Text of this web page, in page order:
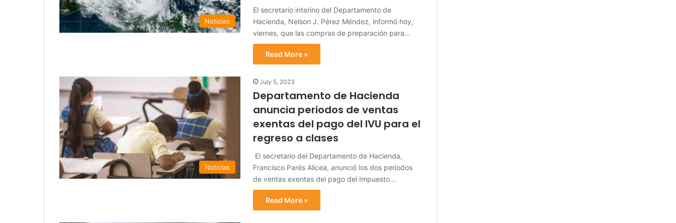
Noticias
El secretario interino del Departamento de
Hacienda, Nelson J. Pérez Méndez, informó hoy,
viernes, que las compras de preparación para…
Read More »
Noticias
July 5, 2023
Departamento de Hacienda
anuncia periodos de ventas
exentas del pago del IVU para el
regreso a clases
El secretario del Departamento de Hacienda,
Francisco Parés Alicea, anunció los dos periodos
de ventas exentas del pago del Impuesto…
Read More »